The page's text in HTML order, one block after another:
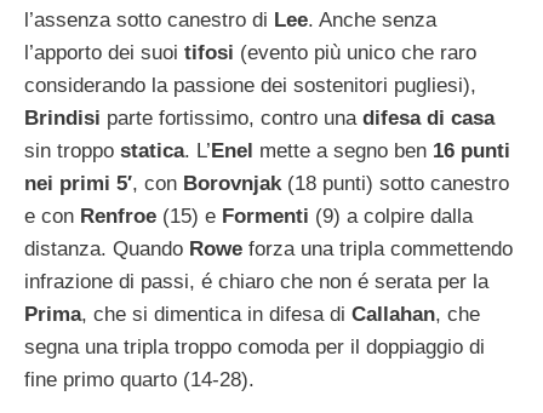
l’assenza sotto canestro di Lee. Anche senza
l’apporto dei suoi tifosi (evento più unico che raro
considerando la passione dei sostenitori pugliesi),
Brindisi parte fortissimo, contro una difesa di casa
sin troppo statica. L’Enel mette a segno ben 16 punti
nei primi 5′, con Borovnjak(18 punti) sotto canestro
e con Renfroe (15) e Formenti (9) a colpire dalla
distanza. Quando Rowe forza una tripla commettendo
infrazione di passi, é chiaro che non é serata per la
Prima, che si dimentica in difesa di Callahan, che
segna una tripla troppo comoda per il doppiaggio di
fine primo quarto (14-28).